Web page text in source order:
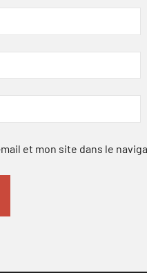
et mon site dans le